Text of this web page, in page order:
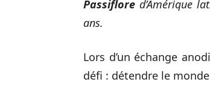
Passiflore d’Amérique
ans.
Lors d’un échange
défi : détendre le